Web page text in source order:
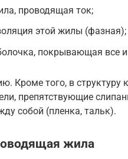
проводящая ток;
этой жилы (фазная);
покрывающая все
Кроме того, в
препятствующие
собой (пленка, тальк).
жила